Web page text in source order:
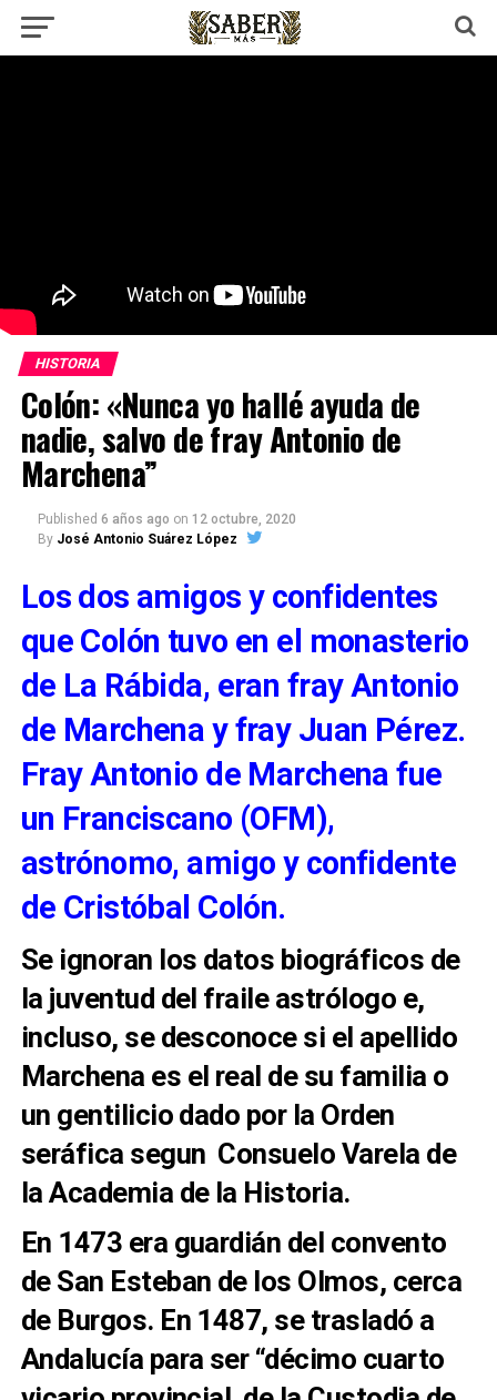
HISTORIA
Colón: «Nunca yo hallé ayuda de
nadie, salvo de fray Antonio de
Marchena”
Published 6 años ago on 12 octubre, 2020
By José Antonio Suárez López
Los dos amigos y confidentes
que Colón tuvo en el monasterio
de La Rábida, eran fray Antonio
de Marchena y fray Juan Pérez.
Fray Antonio de Marchena fue
un Franciscano (OFM),
astrónomo, amigo y confidente
de Cristóbal Colón.
Se ignoran los datos biográficos de
la juventud del fraile astrólogo e,
incluso, se desconoce si el apellido
Marchena es el real de su familia o
un gentilicio dado por la Orden
seráfica segun Consuelo Varela de
la Academia de la Historia.
En 1473 era guardián del convento
de San Esteban de los Olmos, cerca
de Burgos. En 1487, se trasladó a
Andalucía para ser “décimo cuarto